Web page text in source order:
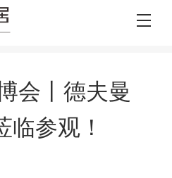
会丨德夫曼
临参观！